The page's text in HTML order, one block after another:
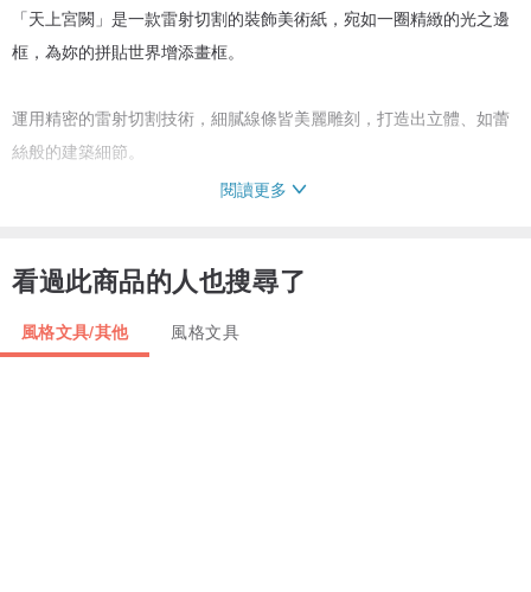
「天上宮闕」是一款雷射切割的裝飾美術紙，宛如一圈精緻的光之邊
框，為妳的拼貼世界增添畫框。
運用精密的雷射切割技術，細膩線條皆美麗雕刻，打造出立體、如蕾
絲般的建築細節。
閱讀更多
看過此商品的人也搜尋了
風格文具/其他 風格文具